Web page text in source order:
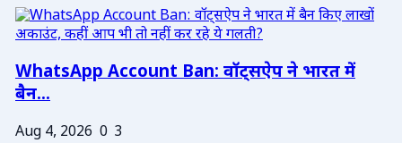
WhatsApp Account Ban: वॉट्सऐप ने भारत में
बैन...
Aug 4, 2026 0 3